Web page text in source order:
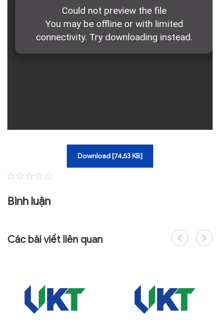
TRA CỨU VĂN BẢN
TRAO ĐỔI
Download [74,53 KB]
Bình luận
Các bài viết liên quan